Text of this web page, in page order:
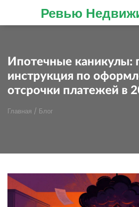
Ревью
Ипотечные каникулы:
инструкция по
отсрочки платежей в
Главная / Блог